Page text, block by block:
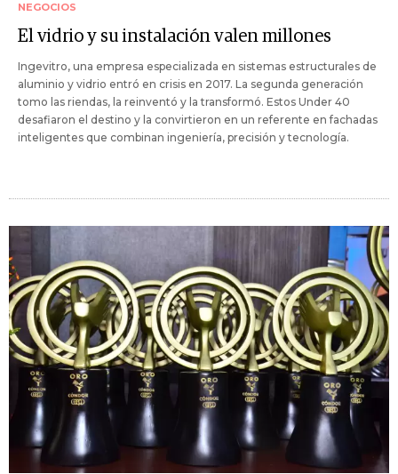
NEGOCIOS
El vidrio y su instalación valen millones
Ingevitro, una empresa especializada en sistemas estructurales de
aluminio y vidrio entró en crisis en 2017. La segunda generación
tomo las riendas, la reinventó y la transformó. Estos Under 40
desafiaron el destino y la convirtieron en un referente en fachadas
inteligentes que combinan ingeniería, precisión y tecnología.